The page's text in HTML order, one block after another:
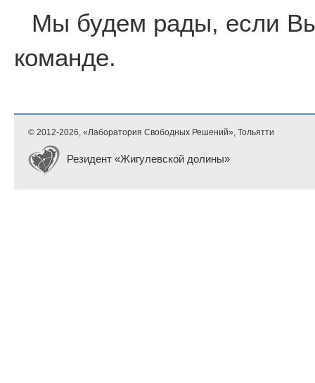
Мы будем рады, если
команде.
© 2012-2026, «Лаборатория Свободных Решений», Тольятти
Резидент «Жигулевской долины»